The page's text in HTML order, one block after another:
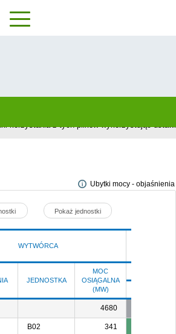
na najwyższym poziomie, serwis GPI
korzystania z tych plików wykorzystując
Ubytki mocy - objaśnienia
Pokaż jednostki
WYTWÓRCA
JEDNOSTKA
MOC
OSIĄGALNA
(MW)
4680
B02 341